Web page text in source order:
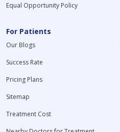
Equal Opportunity Policy
For Patients
Our Blogs
Success Rate
Pricing Plans
Sitemap
Treatment Cost